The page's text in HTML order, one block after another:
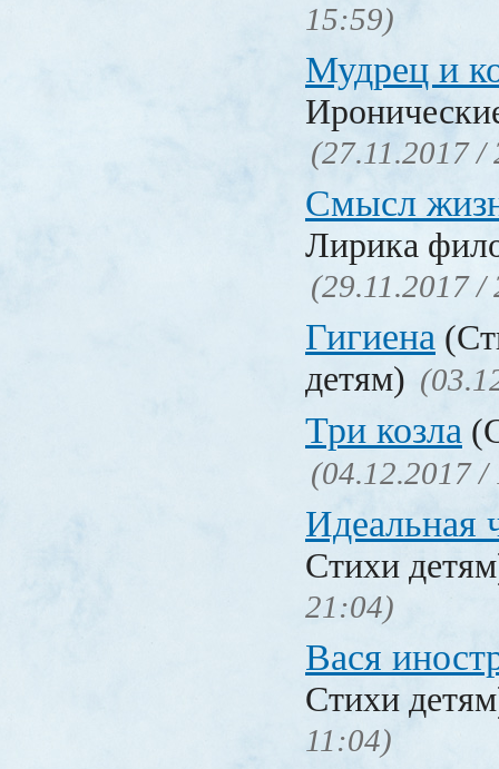
15:59)
Мудрец и
(27.11.2017 /
Смысл
Лирика
(29.11.2017 /
Гигиена
детям)
Три козла
(04.12.2017 /
Идеальная
Стихи
21:04)
Вася
Стихи
11:04)